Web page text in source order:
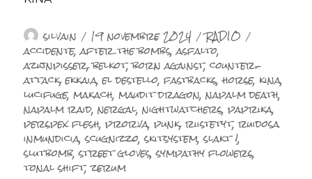
Auteur
silvain Publié
le
19 novembre 2024 Catégories
RADIO
accidente,after the bombs,asfalto,
azijnpisser,belkot,born against,counter-
attack,ekkaia,el destello,fastbacks,horse, kina,
lucifuge,makach,maudit dragon,napalm death,
napalm raid,nergal,nightwatchers,paprika,
perspex flesh,prorva,punk,riistetyt,ruidosa
inmundicia,scugnizzo,skitsystem,slakt !,
slutbomb,street gloves,sympathy flowers,
tonal shift,zerum